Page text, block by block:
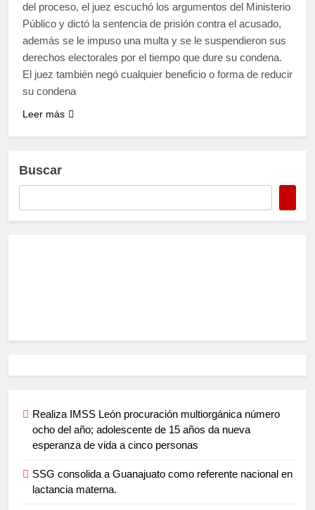
del proceso, el juez escuchó los argumentos del Ministerio
Público y dictó la sentencia de prisión contra el acusado,
además se le impuso una multa y se le suspendieron sus
derechos electorales por el tiempo que dure su condena.
El juez también negó cualquier beneficio o forma de reducir
su condena
Leer más
Buscar
Realiza IMSS León procuración multiorgánica número
ocho del año; adolescente de 15 años da nueva
esperanza de vida a cinco personas
SSG consolida a Guanajuato como referente nacional en
lactancia materna.